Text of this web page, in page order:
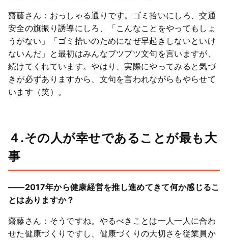
齋藤さん：おっしゃる通りです。ゴミ拾いにしろ、交通
安全の旗振り誘導にしろ、「こんなことをやってもしょ
うがない」「ゴミ拾いのためになぜ早起きしないといけ
ないんだ」と最初はみんなブツブツ文句を言いますが、
続けてくれています。やはり、実際にやってみると気づ
きが必ずありますから、文句を言われながらもやらせて
います（笑）。
４.その人が幸せであることが最も大
事
――2017年から健康経営を推し進めてきて何か感じるこ
とはありますか？
齋藤さん：そうですね。やるべきことは一人一人に合わ
せた健康づくりですし、健康づくりの大切さを従業員か